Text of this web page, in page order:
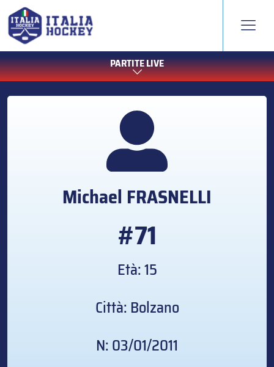
PARTITE LIVE
Michael FRASNELLI
#71
Età: 15
Città: Bolzano
N: 03/01/2011